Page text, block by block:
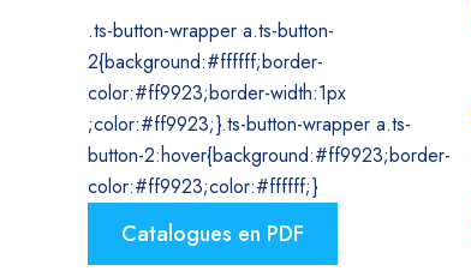
.ts-button-wrapper a.ts-button-
2{background:#ffffff;border-
color:#ff9923;border-width:1px
;color:#ff9923;}.ts-button-wrapper a.ts-
button-2:hover{background:#ff9923;border-
color:#ff9923;color:#ffffff;}
Catalogues en PDF